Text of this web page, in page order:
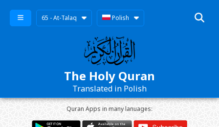
65 - At-Talaq Polish
The Holy Quran
Translated in Polish
Quran Apps in many lanuages: